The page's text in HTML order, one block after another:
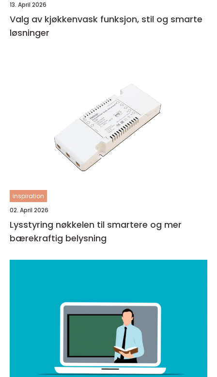
13. April 2026
Valg av kjøkkenvask funksjon, stil og smarte
løsninger
inspiration
02. April 2026
Lysstyring nøkkelen til smartere og mer
bærekraftig belysning